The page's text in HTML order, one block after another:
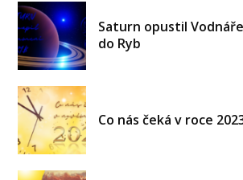
Saturn opustil
do Ryb
Co nás čeká v roce